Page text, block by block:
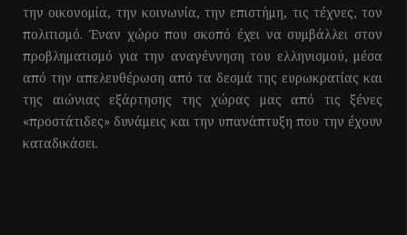
την οικονομία, την κοινωνία, την επιστήμη, τις τέχνες, τον
πολιτισμό. Έναν χώρο που σκοπό έχει να συμβάλλει στον
προβληματισμό για την αναγέννηση του ελληνισμού, μέσα
από την απελευθέρωση από τα δεσμά της ευρωκρατίας και
της αιώνιας εξάρτησης της χώρας μας από τις ξένες
«προστάτιδες» δυνάμεις και την υπανάπτυξη που την έχουν
καταδικάσει.